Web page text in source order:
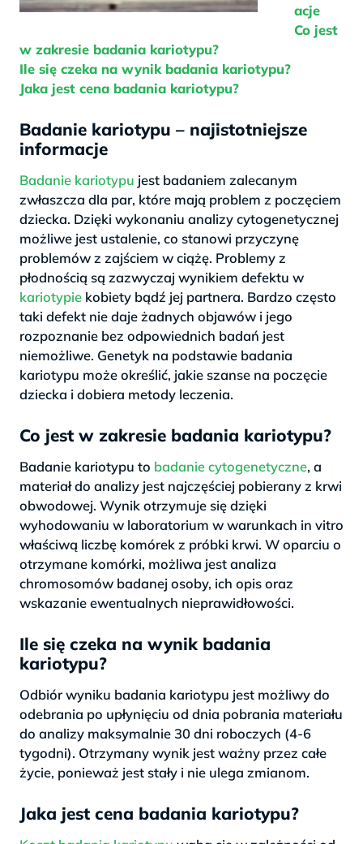
acje
Co jest
w zakresie badania kariotypu?
Ile się czeka na wynik badania kariotypu?
Jaka jest cena badania kariotypu?
Badanie kariotypu – najistotniejsze
informacje
Badanie kariotypu jest badaniem zalecanym
zwłaszcza dla par, które mają problem z poczęciem
dziecka. Dzięki wykonaniu analizy cytogenetycznej
możliwe jest ustalenie, co stanowi przyczynę
problemów z zajściem w ciążę. Problemy z
płodnością są zazwyczaj wynikiem defektu w
kariotypie kobiety bądź jej partnera. Bardzo często
taki defekt nie daje żadnych objawów i jego
rozpoznanie bez odpowiednich badań jest
niemożliwe. Genetyk na podstawie badania
kariotypu może określić, jakie szanse na poczęcie
dziecka i dobiera metody leczenia.
Co jest w zakresie badania kariotypu?
Badanie kariotypu to badanie cytogenetyczne, a
materiał do analizy jest najczęściej pobierany z krwi
obwodowej. Wynik otrzymuje się dzięki
wyhodowaniu w laboratorium w warunkach in vitro
właściwą liczbę komórek z próbki krwi. W oparciu o
otrzymane komórki, możliwa jest analiza
chromosomów badanej osoby, ich opis oraz
wskazanie ewentualnych nieprawidłowości.
Ile się czeka na wynik badania
kariotypu?
Odbiór wyniku badania kariotypu jest możliwy do
odebrania po upłynięciu od dnia pobrania materiału
do analizy maksymalnie 30 dni roboczych (4-6
tygodni). Otrzymany wynik jest ważny przez całe
życie, ponieważ jest stały i nie ulega zmianom.
Jaka jest cena badania kariotypu?